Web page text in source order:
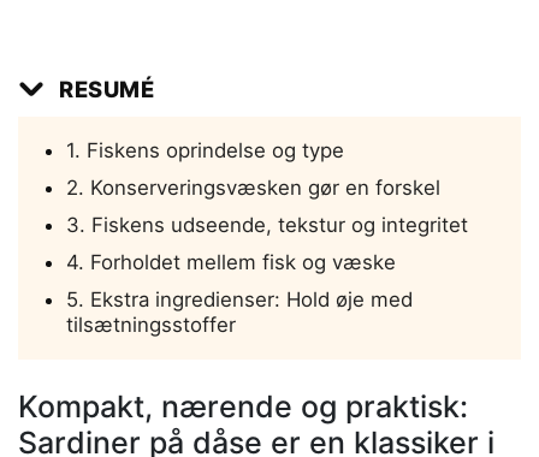
RESUMÉ
1. Fiskens oprindelse og type
2. Konserveringsvæsken gør en forskel
3. Fiskens udseende, tekstur og integritet
4. Forholdet mellem fisk og væske
5. Ekstra ingredienser: Hold øje med
tilsætningsstoffer
Kompakt, nærende og praktisk:
Sardiner på dåse er en klassiker i